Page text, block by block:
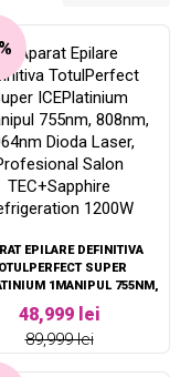
EPILARE DEFINITIVA
SUPER
1MANIPUL 755NM,
1064NM DIODA LASER,
PROFESIONAL SALON
REFRIGERATION
48,999 lei
89,999 lei